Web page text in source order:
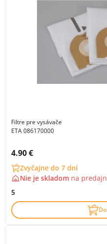
Filtre pre vysávače
ETA 086170000
Cena s DPH:
4.90 €
Zvyčajne do 7 dní
Nie je skladom na
5